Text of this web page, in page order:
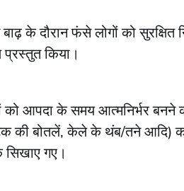
के दौरान फंसे लोगों को सुरक्षित
किया।
को आपदा के समय आत्मनिर्भर बनने
की बोतलें, केले के थंब/तने आदि)
गए।